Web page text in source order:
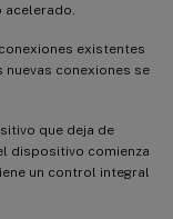
acelerado.
existentes
nuevas conexiones se
que deja de
dispositivo comienza
un control integral